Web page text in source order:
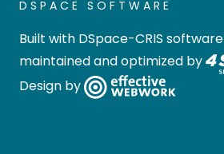
DSPACE SOFTWARE
Built with DSpace-CRIS software
maintained and optimized by
Design by